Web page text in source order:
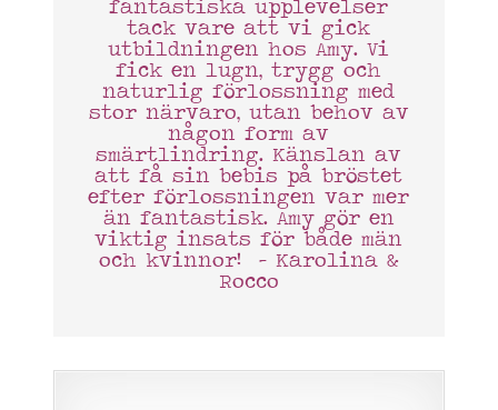
fantastiska upplevelser
tack vare att vi gick
utbildningen hos Amy. Vi
fick en lugn, trygg och
naturlig förlossning med
stor närvaro, utan behov av
någon form av
smärtlindring. Känslan av
att få sin bebis på bröstet
efter förlossningen var mer
än fantastisk. Amy gör en
viktig insats för både män
och kvinnor! – Karolina &
Rocco